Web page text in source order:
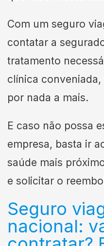
Com um seguro
contatar a
tratamento
clínica
por nada a mais.
E caso não possa
empresa, basta ir
saúde mais
e solicitar o
Seguro
nacional: